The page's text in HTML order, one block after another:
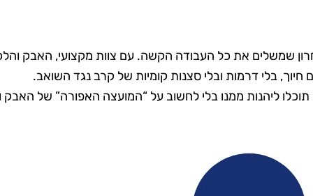
שמשלים את כל העבודה הקשה. עם צוות מקצועי, האבק
בלי דרמות ובלי סצנות קומיות של קרב נגד השואב.
ליהנות ממנו בלי לחשוב על “המועצה האפורה” של האבק